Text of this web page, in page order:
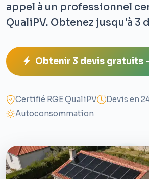
appel à un professionnel
QualiPV. Obtenez jusqu'à 3
Obtenir 3 devis gratuits
Certifié RGE QualiPV
Devis en
Autoconsommation